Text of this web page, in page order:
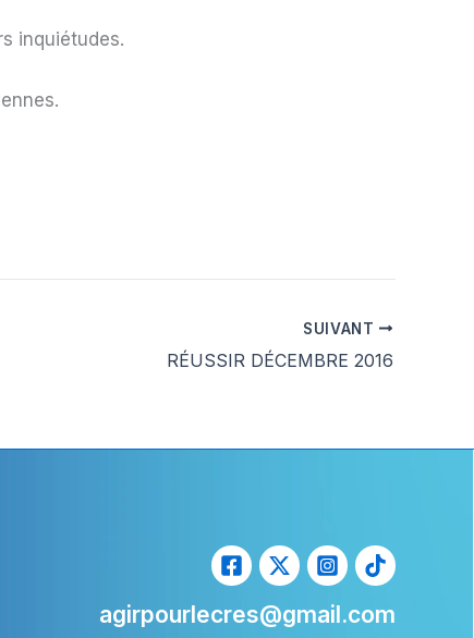
inquiétudes.
SUIVANT
RÉUSSIR DÉCEMBRE 2016
agirpourlecres@gmail.com